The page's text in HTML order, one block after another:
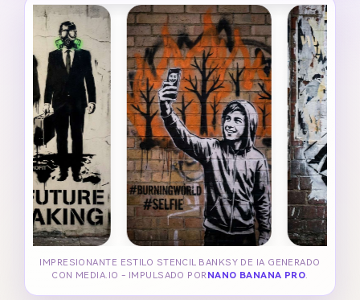
IMPRESIONANTE ESTILO STENCIL BANKSY DE IA GENERADO
CON MEDIA.IO - IMPULSADO POR NANO BANANA PRO.